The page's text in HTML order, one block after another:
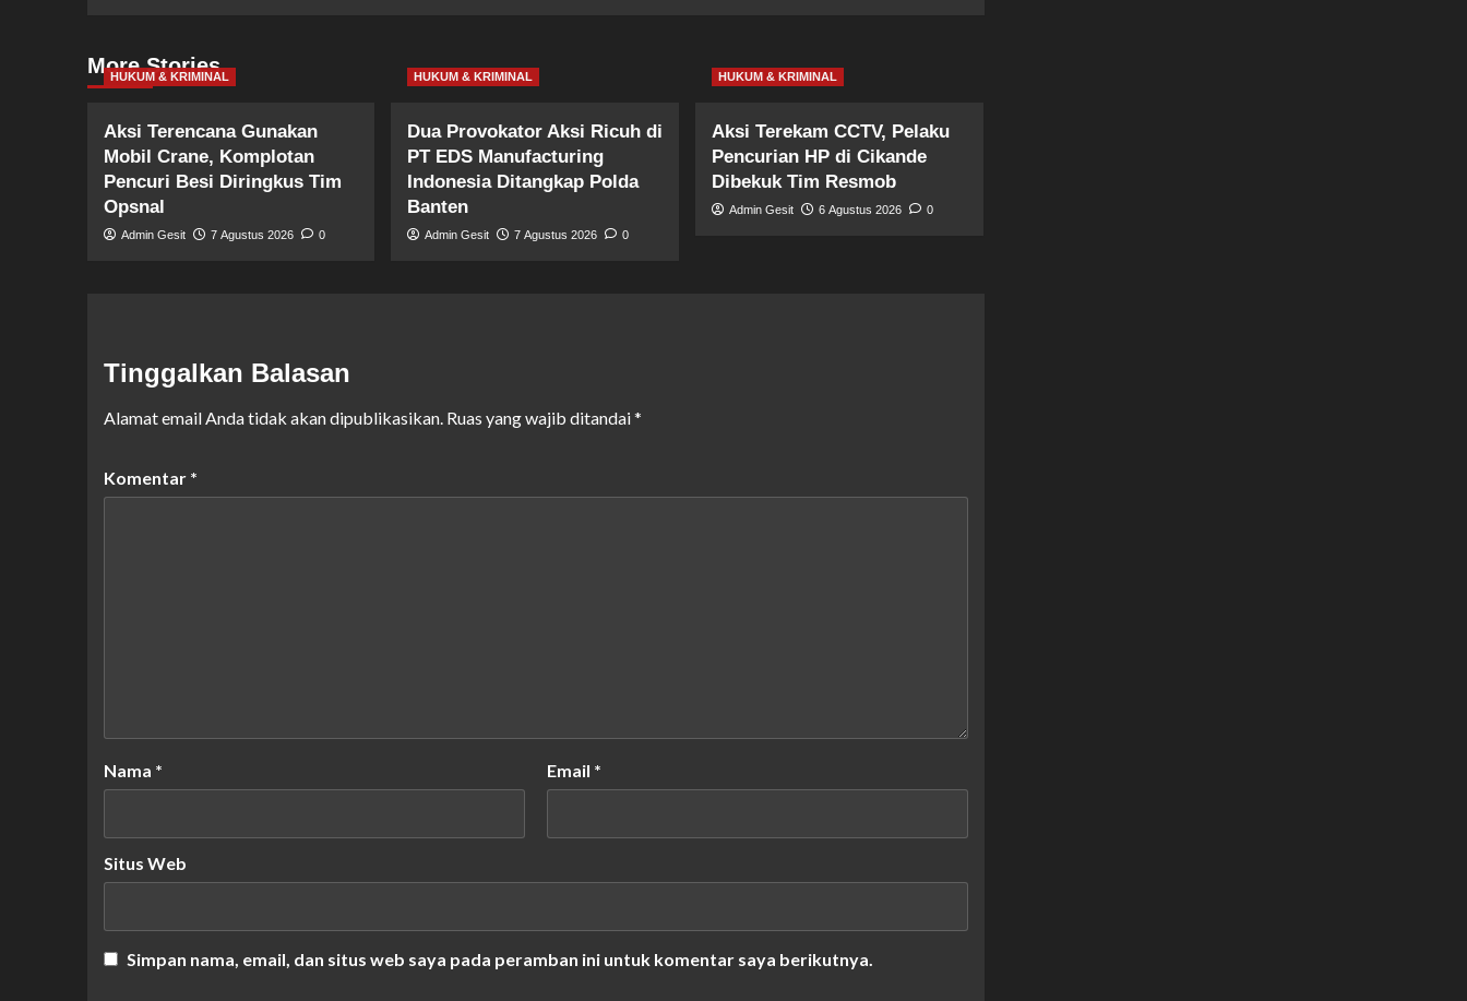
More Stories
HUKUM & KRIMINAL
Aksi Terencana Gunakan
Mobil Crane, Komplotan
Pencuri Besi Diringkus Tim
Opsnal
Admin Gesit 7 Agustus 2026 0
HUKUM & KRIMINAL
Dua Provokator Aksi Ricuh di
PT EDS Manufacturing
Indonesia Ditangkap Polda
Banten
Admin Gesit 7 Agustus 2026 0
HUKUM & KRIMINAL
Aksi Terekam CCTV, Pelaku
Pencurian HP di Cikande
Dibekuk Tim Resmob
Admin Gesit 6 Agustus 2026 0
Tinggalkan Balasan
Alamat email Anda tidak akan dipublikasikan. Ruas yang wajib ditandai*
Komentar *
Nama * Email *
Situs Web
Simpan nama, email, dan situs web saya pada peramban ini untuk komentar saya berikutnya.